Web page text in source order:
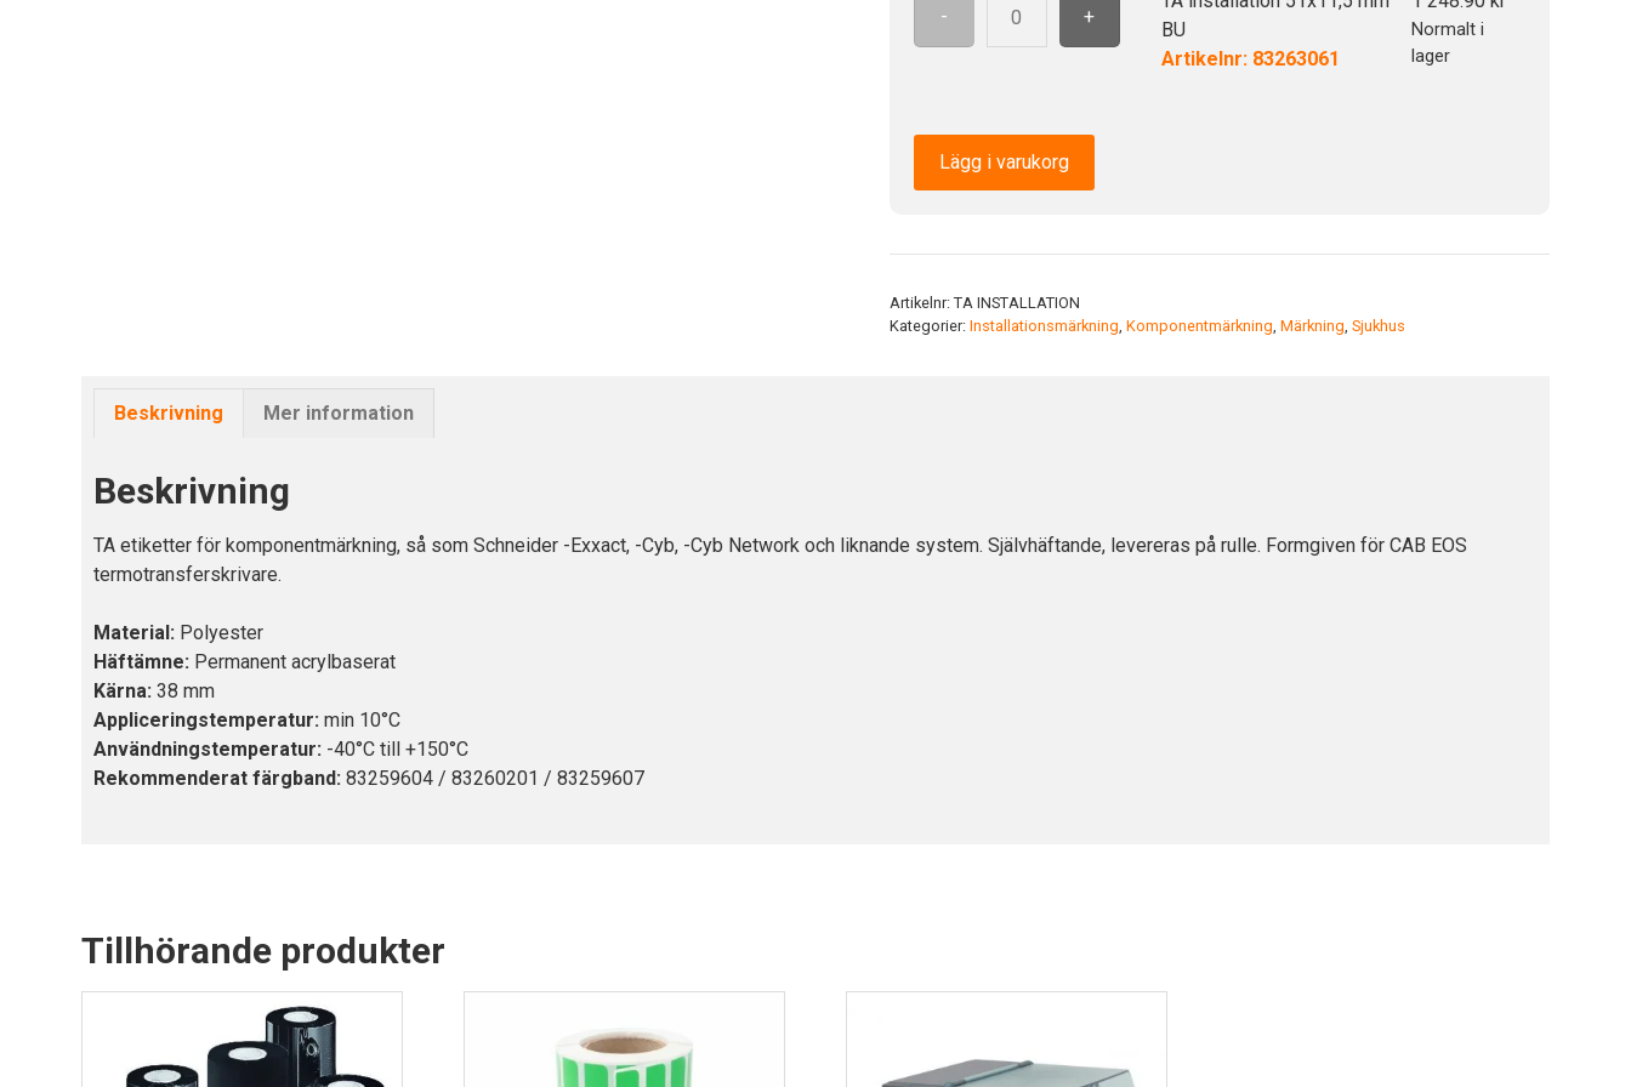
mängd
-
mängd
+
BU
Artikelnr: 83263061
Normalt i
lager
Lägg i varukorg
Artikelnr: TA INSTALLATION
Kategorier: Installationsmärkning, Komponentmärkning, Märkning, Sjukhus
Beskrivning Mer information
Beskrivning
TA etiketter för komponentmärkning, så som Schneider -Exxact, -Cyb, -Cyb Network och liknande system. Självhäftande, levereras på rulle. Formgiven för CAB EOS
termotransferskrivare.
Material: Polyester
Häftämne: Permanent acrylbaserat
Kärna: 38 mm
Appliceringstemperatur: min 10°C
Användningstemperatur: -40°C till +150°C
Rekommenderat färgband: 83259604 / 83260201 / 83259607
Tillhörande produkter